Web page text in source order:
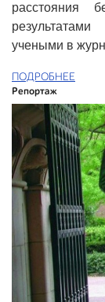
расстояния
учеными в
ПОДРОБНЕЕ
Репортаж